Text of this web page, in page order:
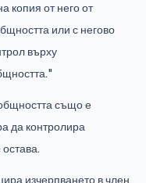
копия от него от
или с негово
върху
също е
да контролира
изчерпването в член